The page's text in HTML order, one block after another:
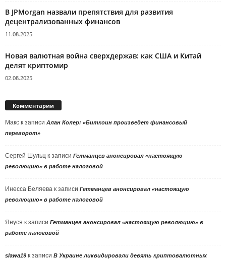
В JPMorgan назвали препятствия для развития
децентрализованных финансов
11.08.2025
Новая валютная война сверхдержав: как США и Китай
делят криптомир
02.08.2025
Комментарии
Макс к записи Алан Колер: «Биткоин произведет финансовый
переворот»
Сергей Шульц к записи Гетманцев анонсировал «настоящую
революцию» в работе налоговой
Инесса Беляева к записи Гетманцев анонсировал «настоящую
революцию» в работе налоговой
Януся к записи Гетманцев анонсировал «настоящую революцию» в
работе налоговой
slawa19 к записи В Украине ликвидировали девять криптовалютных